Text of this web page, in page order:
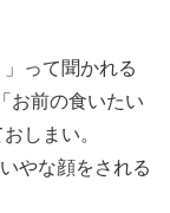
って聞かれる
お前の食いたい
しまい。
やな顔をされる